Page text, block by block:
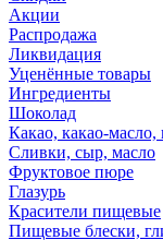
Акции
Распродажа
Ликвидация
Уценённые товары
Ингредиенты
Шоколад
Какао, какао-
Сливки, сыр, масло
Фруктовое пюре
Глазурь
Красители пищевые
Пищевые блески,